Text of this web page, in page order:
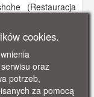
(Restauracja
W latach 1925 -
w willi mieścił się
Gdańsku. Willa
cookies.
oraz
potrzeb,
za pomocą